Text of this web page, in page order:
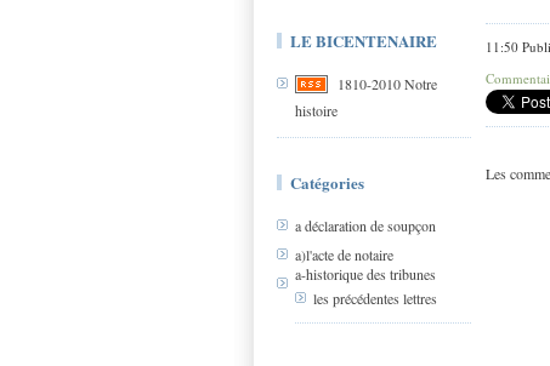
LE BICENTENAIRE
1810-2010 Notre
histoire
Catégories
a déclaration de soupçon
a)l'acte de notaire
a-historique des tribunes
les précédentes lettres
11:50
Les